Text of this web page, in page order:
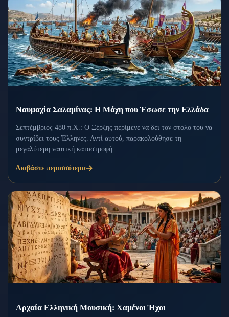
Ναυμαχία Σαλαμίνας: Η Μάχη που Έσωσε την Ελλάδα
Σεπτέμβριος 480 π.Χ.: Ο Ξέρξης περίμενε να δει τον στόλο του να
συντρίβει τους Έλληνες. Αντί αυτού, παρακολούθησε τη
μεγαλύτερη ναυτική καταστροφή.
Διαβάστε περισσότερα
Αρχαία Ελληνική Μουσική: Χαμένοι Ήχοι